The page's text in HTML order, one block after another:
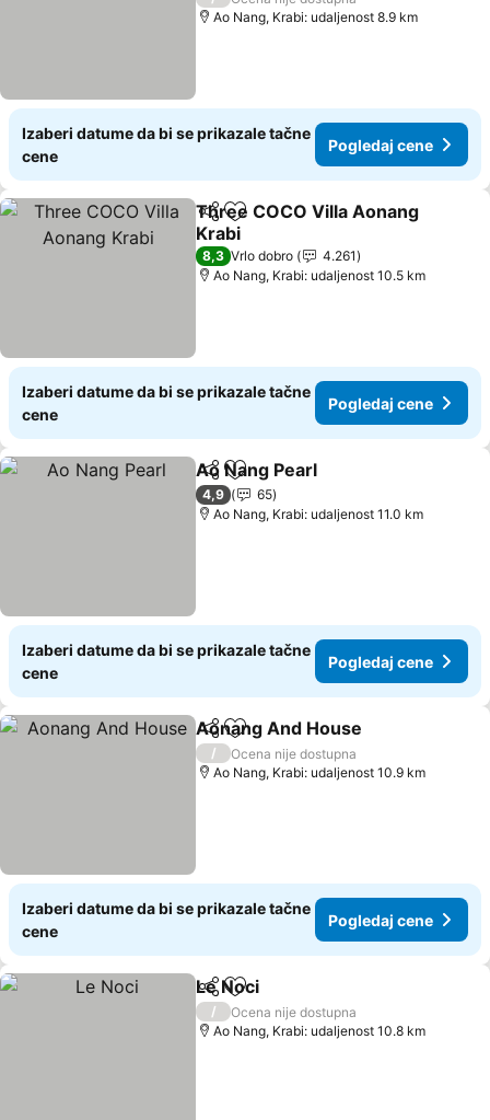
Ao Nang, Krabi: udaljenost 8.9 km
Izaberi datume da bi se prikazale tačne
cene
Pogledaj cene
Deli Dodati u favorite
Three COCO Villa Aonang
Krabi
8,3 Vrlo dobro
4.261
Ao Nang, Krabi: udaljenost 10.5 km
Izaberi datume da bi se prikazale tačne
cene
Pogledaj cene
Deli Dodati u favorite
Ao Nang Pearl
4,9
65
Ao Nang, Krabi: udaljenost 11.0 km
Izaberi datume da bi se prikazale tačne
cene
Pogledaj cene
Deli Dodati u favorite
Aonang And House
/
Ocena nije dostupna
Ao Nang, Krabi: udaljenost 10.9 km
Izaberi datume da bi se prikazale tačne
cene
Pogledaj cene
Deli Dodati u favorite
Le Noci
/
Ocena nije dostupna
Ao Nang, Krabi: udaljenost 10.8 km